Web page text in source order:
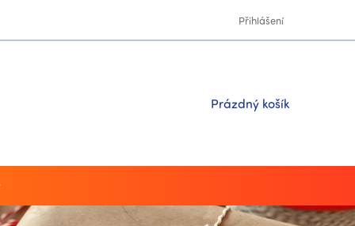
Přihlášení
Nákupní
Prázdný košík